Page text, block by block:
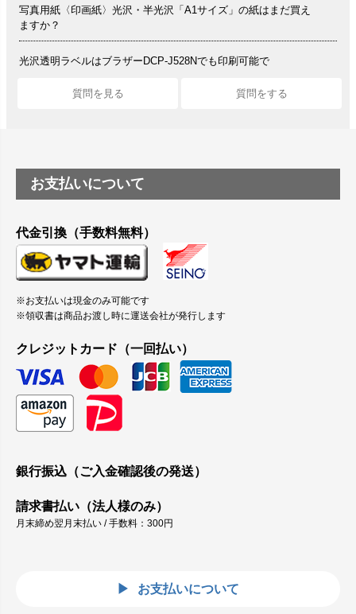
写真用紙〈印画紙〉光沢・半光沢「A1サイズ」の紙はまだ買え
ますか？
光沢透明ラベルはブラザーDCP-J528Nでも印刷可能で
ーSC-P8050に対応してますか
すか
つや消し半透明ラベルのロールタイプはあります
か？
縦420mm×横650mmの包装紙に適した紙はありま
質問を見る 質問をする
お支払いについて
代金引換（手数料無料）
※お支払いは現金のみ可能です
※領収書は商品お渡し時に運送会社が発行します
クレジットカード（一回払い）
銀行振込（ご入金確認後の発送）
請求書払い（法人様のみ）
月末締め翌月末払い / 手数料：300円
お支払いについて